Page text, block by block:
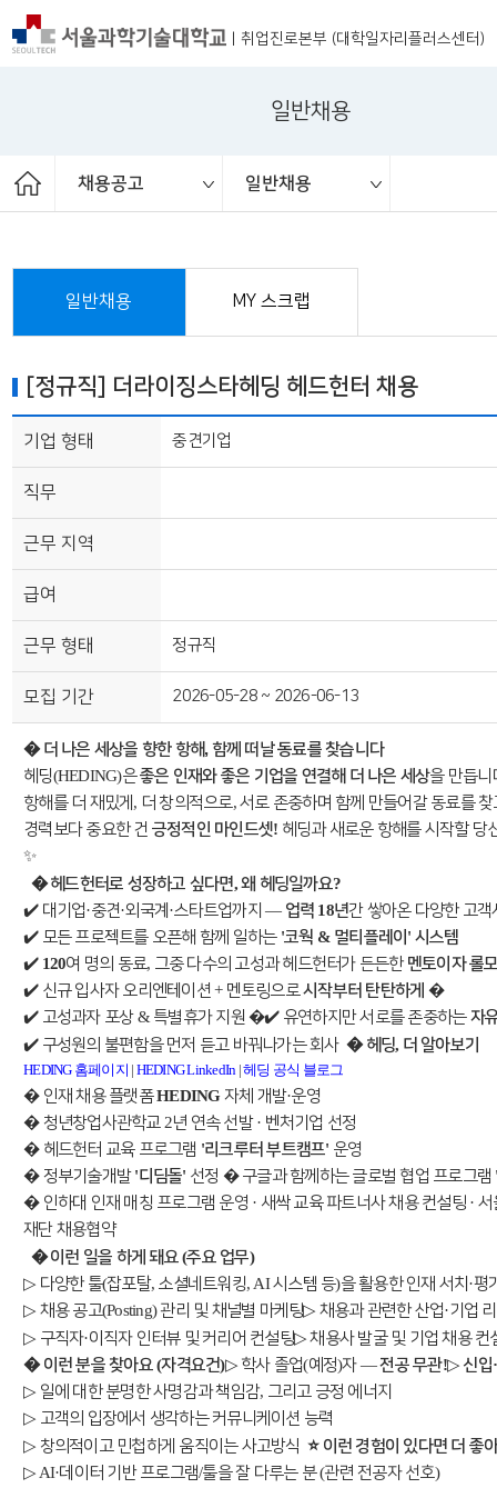
|취업진로본부 (대학일자리플러스센터)
일반채용
채용공고 일반채용
취업상담
프로그램
채용공고
취업정보
ST커리어멘토링
취업진로본부
추천채용
일반채용
채용행사
일반채용 MY 스크랩
[정규직] 더라이징스타헤딩 헤드헌터 채용
기업 형태 중견기업
직무
근무 지역
급여
근무 형태 정규직
모집 기간 2026-05-28 ~ 2026-06-13
� 더 나은 세상을 향한 항해,함께 떠날동료를찾습니다
헤딩(HEDING)은좋은 인재와좋은 기업을 연결해 더 나은 세상을 만듭니
항해를 더 재밌게 , 더 창의적으로,서로 존중하며 함께 만들어갈 동료를 찾
경력보다 중요한 건 긍정적인 마인드셋! 헤딩과 새로운 항해를 시작할 당
✨
� 헤드헌터로 성장하고 싶다면,왜 헤딩일까요?
✔️ 대기업·중견·외국계 ·스타트업까지 — 업력 18년간 쌓아온 다양한 고객
✔️ 모든 프로젝트를 오픈해 함께 일하는 '코웍 & 멀티플레이 ' 시스템
✔️ 120여 명의 동료, 그중 다수의 고성과 헤드헌터가 든든한 멘토이자롤
✔️ 신규 입사자 오리엔테이션 + 멘토링으로시작부터 탄탄하게 �
✔️ 고성과자 포상& 특별휴가 지원 �✔️ 유연하지만서로를 존중하는 자
✔️ 구성원의 불편함을 먼저 듣고 바꿔나가는회사 � 헤딩, 더 알아보기
HEDING 홈페이지 | HEDING LinkedIn|헤딩 공식 블로그
� 인재 채용 플랫폼HEDING자체 개발·운영
� 청년창업사관학교 2년 연속 선발· 벤처기업 선정
� 헤드헌터 교육 프로그램 '리크루터 부트캠프' 운영
�️ 정부기술개발 '디딤돌' 선정 � 구글과 함께하는 글로벌 협업 프로그램
� 인하대 인재 매칭 프로그램 운영 · 새싹 교육 파트너사채용 컨설팅· 서
재단채용협약
� 이런 일을 하게 돼요(주요 업무)
▷ 다양한 툴(잡포탈, 소셜네트워킹, AI시스템 등)을 활용한 인재 서치 ·평
▷ 채용 공고(Posting)관리 및 채널별 마케팅▷ 채용과 관련한산업·기업
▷ 구직자·이직자 인터뷰 및 커리어 컨설팅▷ 채용사 발굴 및 기업 채용 컨
� 이런 분을찾아요(자격요건)▷ 학사 졸업(예정)자—전공무관!▷ 신입·
▷ 일에 대한 분명한사명감과책임감, 그리고 긍정 에너지
▷ 고객의 입장에서 생각하는 커뮤니케이션 능력
▷ 창의적이고 민첩하게 움직이는 사고방식 ⭐ 이런 경험이 있다면 더 좋
▷ AI·데이터 기반 프로그램/툴을잘 다루는 분(관련 전공자 선호)